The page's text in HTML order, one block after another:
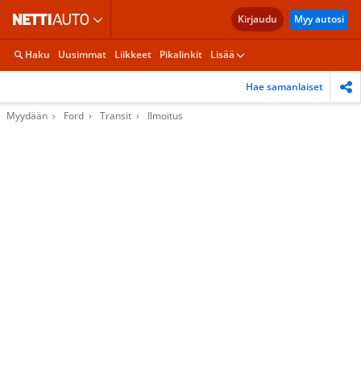
Kirjaudu Myy autosi
Haku Uusimmat Liikkeet Pikalinkit Lisää
Hae samanlaiset
Myydään Ford Transit Ilmoitus